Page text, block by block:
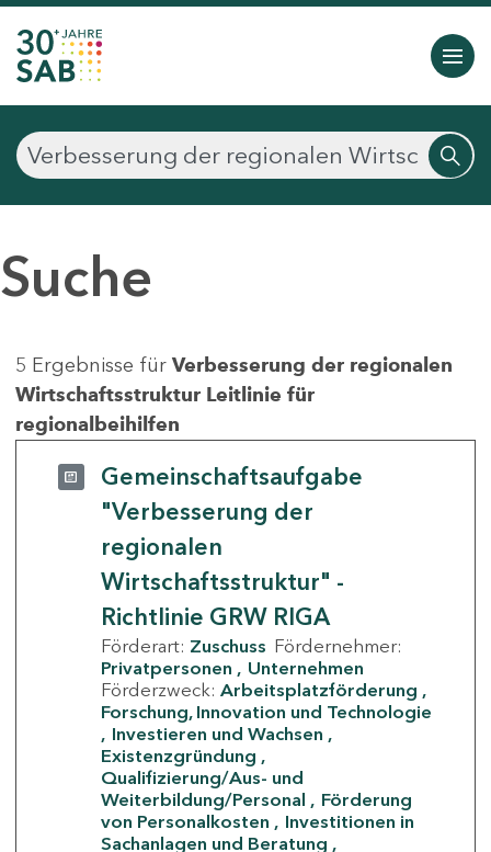
Suche
5 Ergebnisse für Verbesserung der regionalen
Wirtschaftsstruktur Leitlinie für
regionalbeihilfen
Gemeinschaftsaufgabe
"Verbesserung der
regionalen
Wirtschaftsstruktur" -
Richtlinie GRW RIGA
Förderart: Zuschuss Fördernehmer:
Privatpersonen
Unternehmen
Förderzweck: Arbeitsplatzförderung
Forschung, Innovation und Technologie
Investieren und Wachsen
Existenzgründung
Qualifizierung/Aus- und
Weiterbildung/Personal
Förderung
von Personalkosten
Investitionen in
Sachanlagen und Beratung